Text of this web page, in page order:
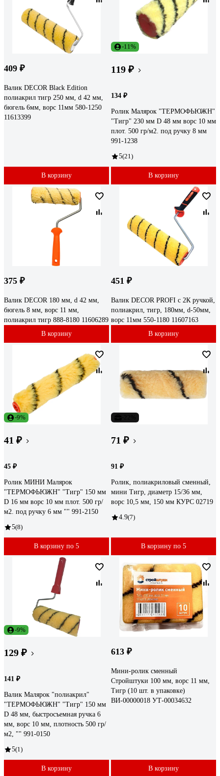
409 ₽
Валик DECOR Black Edition
полиакрил тигр 250 мм, d 42 мм,
бюгель 6мм, ворс 11мм 580-1250
11613399
В корзину
-11%
119 ₽
134 ₽
Ролик Малярок "ТЕРМОФЬЮЖН"
"Тигр" 230 мм D 48 мм ворс 10 мм
плот. 500 гр/м2. под ручку 8 мм
991-1238
5(21)
В корзину
375 ₽
Валик DECOR 180 мм, d 42 мм,
бюгель 8 мм, ворс 11 мм,
полиакрил тигр 888-8180 11606289
В корзину
451 ₽
Валик DECOR PROFI с 2К ручкой,
полиакрил, тигр, 180мм, d-50мм,
ворс 11мм 550-1180 11607163
В корзину
-9%
41 ₽
45 ₽
Ролик МИНИ Малярок
"ТЕРМОФЬЮЖН" "Тигр" 150 мм
D 16 мм ворс 10 мм плот. 500 гр/
м2. под ручку 6 мм "" 991-2150
5(8)
В корзину по 5
71 ₽
91 ₽
Ролик, полиакриловый сменный,
мини Тигр, диаметр 15/36 мм,
ворс 10,5 мм, 150 мм КУРС 02719
4.9(7)
В корзину по 5
-9%
129 ₽
141 ₽
Валик Малярок "полиакрил"
"ТЕРМОФЬЮЖН" "Тигр" 150 мм
D 48 мм, быстросъемная ручка 6
мм, ворс 10 мм, плотность 500 гр/
м2, "" 991-0150
5(1)
В корзину
613 ₽
Мини-ролик сменный
Стройштуки 100 мм, ворс 11 мм,
Тигр (10 шт. в упаковке)
ВИ-00000018 УТ-00034632
В корзину